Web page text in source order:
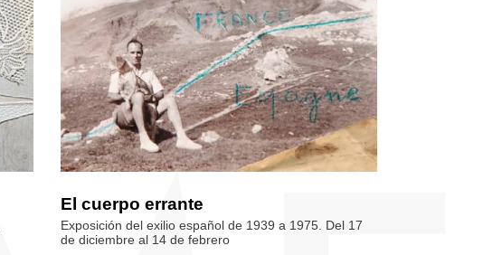
El cuerpo errante
Exposición del exilio español de 1939 a 1975. Del 17
de diciembre al 14 de febrero